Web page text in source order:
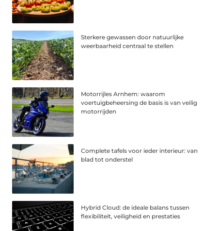
Sterkere gewassen door natuurlijke
weerbaarheid centraal te stellen
Motorrijles Arnhem: waarom
voertuigbeheersing de basis is van veilig
motorrijden
Complete tafels voor ieder interieur: van
blad tot onderstel
Hybrid Cloud: de ideale balans tussen
flexibiliteit, veiligheid en prestaties